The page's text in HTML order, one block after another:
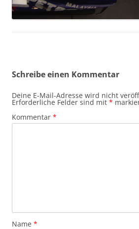
Schreibe einen Kommentar
Deine E-Mail-Adresse wird nicht
Erforderliche Felder sind mit *
Kommentar *
Name *